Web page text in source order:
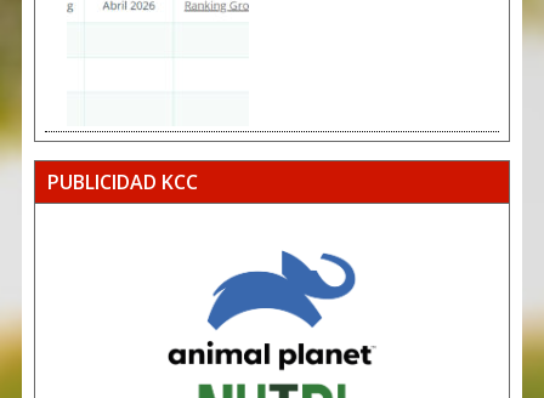
PUBLICIDAD KCC